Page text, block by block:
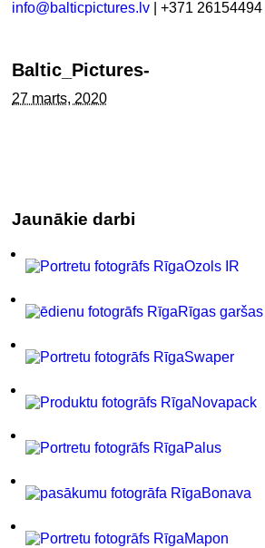
info@balticpictures.lv | +371 26154494
Baltic_Pictures-
27 marts, 2020
Jaunākie darbi
Ozols IR
Rīgas
Swaper
Novapack
Palus
Bonava
Mapon